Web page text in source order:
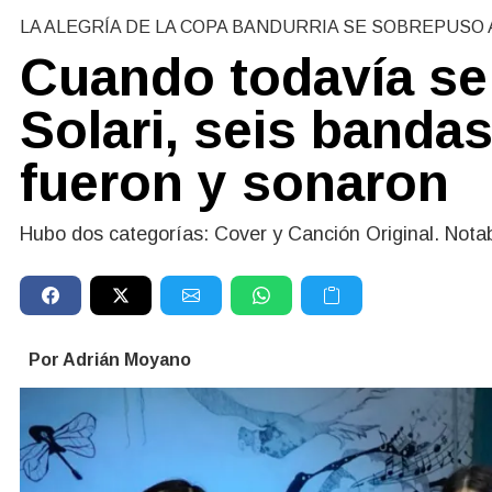
LA ALEGRÍA DE LA COPA BANDURRIA SE
Cuando todavía
Solari, seis
fueron y sonaron
Hubo dos categorías: Cover y Canción Original.
Por Adrián Moyano